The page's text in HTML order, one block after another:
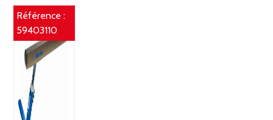
Référence :
59403110